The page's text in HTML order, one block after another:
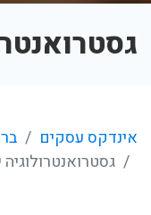
אינדקס עסקים
גסטרואנטרולוגיה